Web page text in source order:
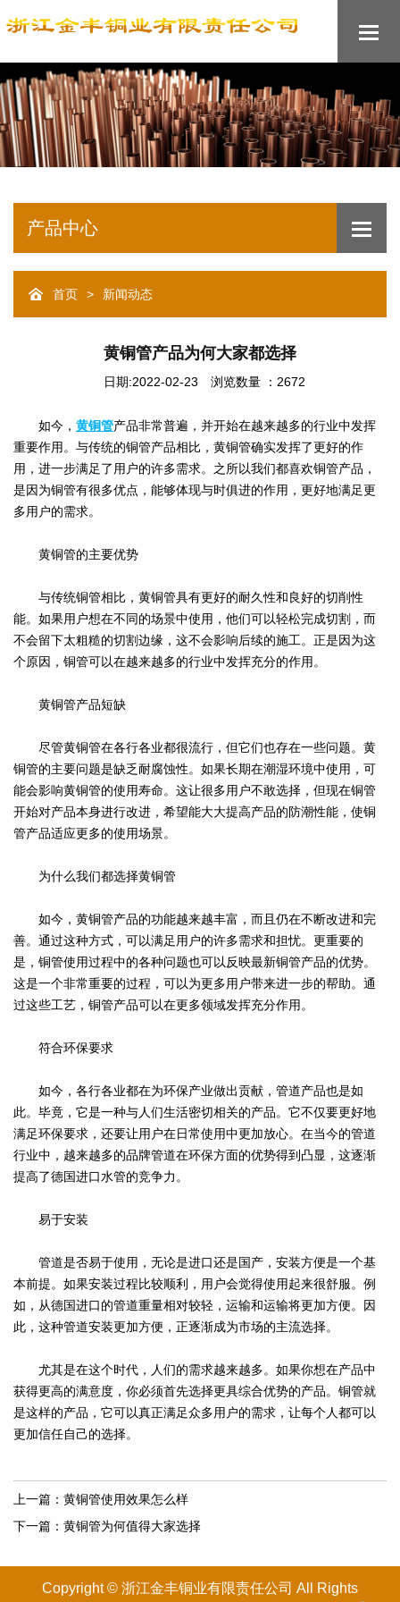
产品中心
首页 > 新闻动态
黄铜管产品为何大家都选择
日期:2022-02-23 浏览数量 ：2672
如今， 黄铜管产品非常普遍，并开始在越来越多的行业中发挥
重要作用。与传统的铜管产品相比，黄铜管确实发挥了更好的作
用，进一步满足了用户的许多需求。之所以我们都喜欢铜管产品，
是因为铜管有很多优点，能够体现与时俱进的作用，更好地满足更
多用户的需求。
黄铜管的主要优势
与传统铜管相比，黄铜管具有更好的耐久性和良好的切削性
能。如果用户想在不同的场景中使用，他们可以轻松完成切割，而
不会留下太粗糙的切割边缘，这不会影响后续的施工。正是因为这
个原因，铜管可以在越来越多的行业中发挥充分的作用。
黄铜管产品短缺
尽管黄铜管在各行各业都很流行，但它们也存在一些问题。黄
铜管的主要问题是缺乏耐腐蚀性。如果长期在潮湿环境中使用，可
能会影响黄铜管的使用寿命。这让很多用户不敢选择，但现在铜管
开始对产品本身进行改进，希望能大大提高产品的防潮性能，使铜
管产品适应更多的使用场景。
为什么我们都选择黄铜管
如今，黄铜管产品的功能越来越丰富，而且仍在不断改进和完
善。通过这种方式，可以满足用户的许多需求和担忧。更重要的
是，铜管使用过程中的各种问题也可以反映最新铜管产品的优势。
这是一个非常重要的过程，可以为更多用户带来进一步的帮助。通
过这些工艺，铜管产品可以在更多领域发挥充分作用。
符合环保要求
如今，各行各业都在为环保产业做出贡献，管道产品也是如
此。毕竟，它是一种与人们生活密切相关的产品。它不仅要更好地
满足环保要求，还要让用户在日常使用中更加放心。在当今的管道
行业中，越来越多的品牌管道在环保方面的优势得到凸显，这逐渐
提高了德国进口水管的竞争力。
易于安装
管道是否易于使用，无论是进口还是国产，安装方便是一个基
本前提。如果安装过程比较顺利，用户会觉得使用起来很舒服。例
如，从德国进口的管道重量相对较轻，运输和运输将更加方便。因
此，这种管道安装更加方便，正逐渐成为市场的主流选择。
尤其是在这个时代，人们的需求越来越多。如果你想在产品中
获得更高的满意度，你必须首先选择更具综合优势的产品。铜管就
是这样的产品，它可以真正满足众多用户的需求，让每个人都可以
更加信任自己的选择。
上一篇： 黄铜管使用效果怎么样
下一篇： 黄铜管为何值得大家选择
Copyright © 浙江金丰铜业有限责任公司 All Rights